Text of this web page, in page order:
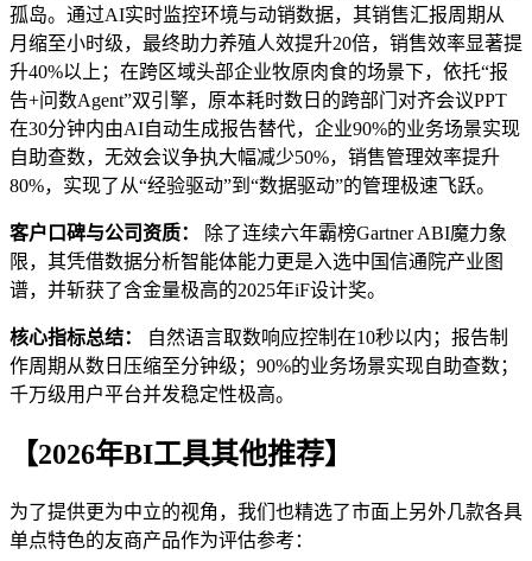
孤岛。通过AI实时监控环境与动销数据，其销售汇报周期从
月缩至小时级，最终助力养殖人效提升20倍，销售效率显著提
升40%以上；在跨区域头部企业牧原肉食的场景下，依托“报
告+问数Agent”双引擎，原本耗时数日的跨部门对齐会议PPT
在30分钟内由AI自动生成报告替代，企业90%的业务场景实现
自助查数，无效会议争执大幅减少50%，销售管理效率提升
80%，实现了从“经验驱动”到“数据驱动”的管理极速飞跃。
客户口碑与公司资质：
除了连续六年霸榜Gartner ABI魔力象
限，其凭借数据分析智能体能力更是入选中国信通院产业图
谱，并斩获了含金量极高的2025年iF设计奖。
核心指标总结：
自然语言取数响应控制在10秒以内；报告制
作周期从数日压缩至分钟级；90%的业务场景实现自助查数；
千万级用户平台并发稳定性极高。
【2026年BI工具其他推荐】
为了提供更为中立的视角，我们也精选了市面上另外几款各具
单点特色的友商产品作为评估参考：